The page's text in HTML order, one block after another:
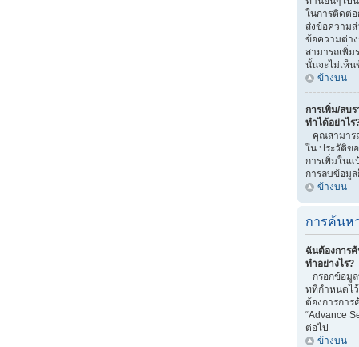
ในการติดต่อ
ส่งข้อความ
ข้อความต่า
สามารถเพิ่
นั้นจะไม่เห็
ข้างบน
การเพิ่ม/ลบ
ทำได้อย่าไร
คุณสามาร
ใน ประวัติข
การเพิ่มใน
การลบข้อมูล
ข้างบน
การค้นห
ฉันต้องการ
ทำอย่างไร?
กรอกข้อมู
ทที่กำหนดไ
ต้องการการ
“Advance
ต่อไป
ข้างบน